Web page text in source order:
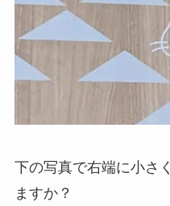
下の写真で右端に小さ
ますか？